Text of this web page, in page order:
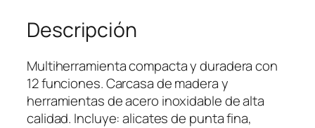
r
a
m
i
e
n
Descripción
Multiherramienta compacta y duradera con
12 funciones. Carcasa de madera y
herramientas de acero inoxidable de alta
calidad. Incluye: alicates de punta fina,